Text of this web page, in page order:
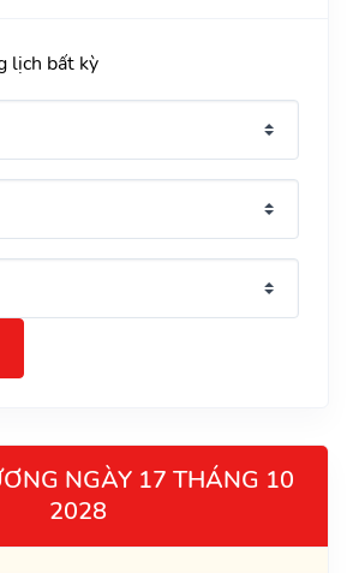
lịch bất kỳ
NGÀY 17 THÁNG 10
2028